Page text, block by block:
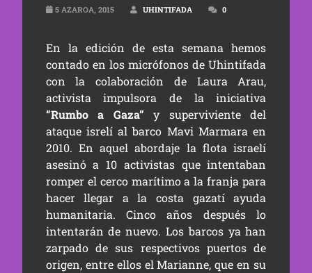
5 AZAROA, 2015 UHINTIFADA 0
En la edición de esta semana hemos
contado en los micrófonos de Uhintifada
con la colaboración de Laura Arau,
activista impulsora de la iniciativa
“Rumbo a Gaza” y superviviente del
ataque isrelí al barco Mavi Marmara en
2010. En aquel abordaje la flota israelí
asesinó a 10 activistas que intentaban
romper el cerco marítimo a la franja para
hacer llegar a la costa gazatí ayuda
humanitaria. Cinco años después lo
intentarán de nuevo. Los barcos ya han
zarpado de sus respectivos puertos de
origen, entre ellos el Marianne, que en su